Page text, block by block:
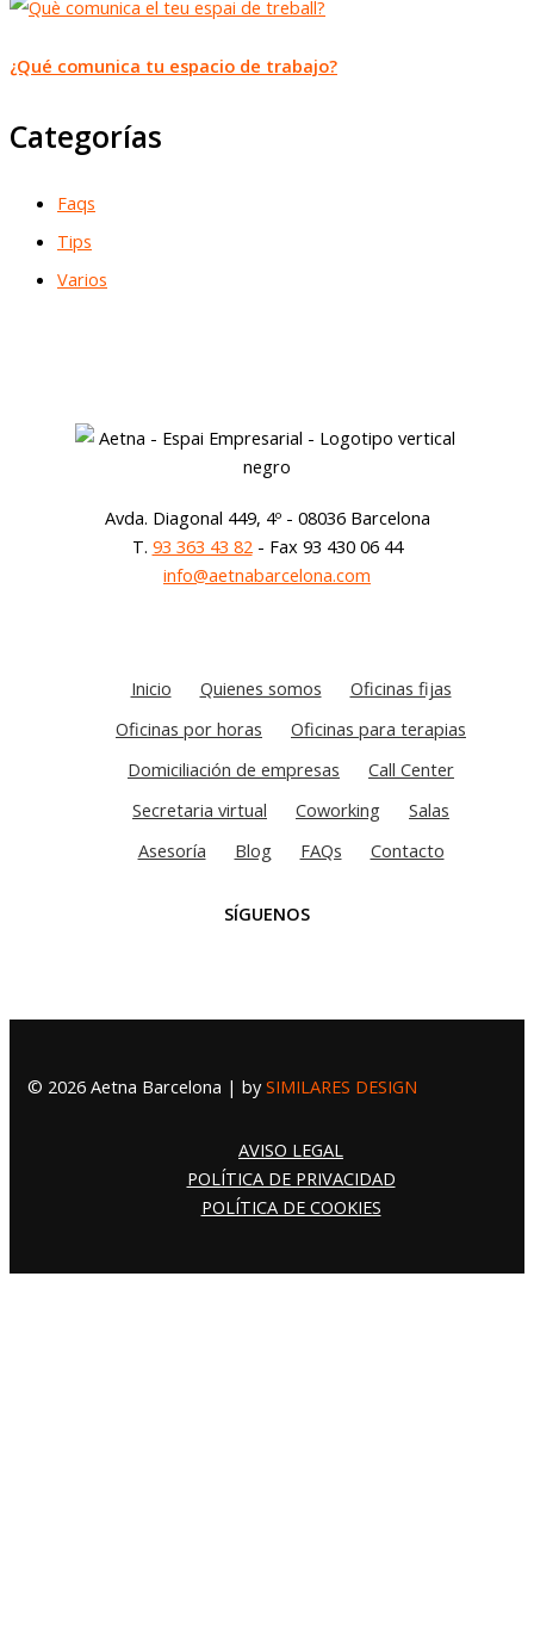
¿Qué comunica tu espacio de trabajo?
Categorías
Faqs
Tips
Varios
Avda. Diagonal 449, 4º - 08036 Barcelona
T. 93 363 43 82 - Fax 93 430 06 44
info@aetnabarcelona.com
Inicio Quienes somos
Oficinas fijas
Oficinas por horas
Oficinas para terapias
Domiciliación de empresas
Call Center
Secretaria virtual
Coworking
Salas
Asesoría
Blog FAQs Contacto
SÍGUENOS
© 2026 Aetna Barcelona | bySIMILARES DESIGN
AVISO LEGAL
POLÍTICA DE PRIVACIDAD
POLÍTICA DE COOKIES